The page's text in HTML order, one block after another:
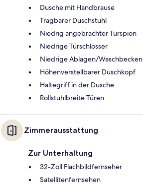
Dusche mit Handbrause
Tragbarer Duschstuhl
Niedrig angebrachter Türspion
Niedrige Türschlösser
Niedrige Ablagen/Waschbecken
Höhenverstellbarer Duschkopf
Haltegriff in der Dusche
Rollstuhlbreite Türen
Zimmerausstattung
Zur Unterhaltung
32-Zoll Flachbildfernseher
Satellitenfernsehen